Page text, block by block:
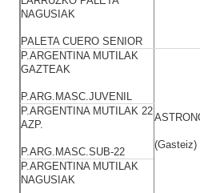
NAGUSIAK
PALETA CUERO SENIOR
P.ARGENTINA MUTILAK
GAZTEAK
P.ARG.MASC.JUVENIL
(Gasteiz)
P.ARGENTINA MUTILAK 22
AZP.
P.ARG.MASC.SUB-22
P.ARGENTINA MUTILAK
NAGUSIAK